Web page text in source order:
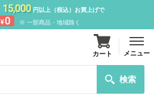
15,000円以上（税込）お買上げで
¥0 ※ 一部商品・地域除く
検索
カート メニュー